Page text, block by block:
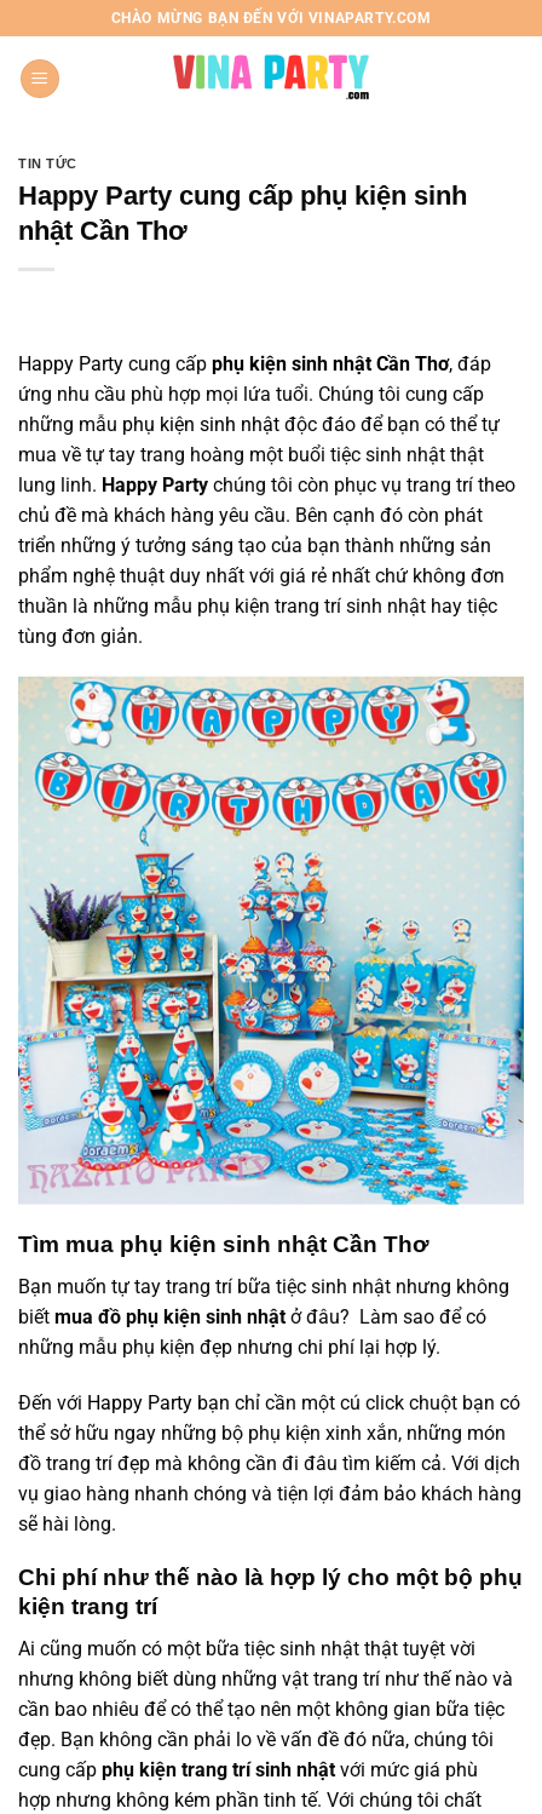
đến
nội
dung
CHÀO MỪNG BẠN ĐẾN VỚI VINAPARTY.COM
TIN TỨC
Happy Party cung cấp phụ kiện sinh
nhật Cần Thơ
Happy Party cung cấp phụ kiện sinh nhật Cần Thơ, đáp
ứng nhu cầu phù hợp mọi lứa tuổi. Chúng tôi cung cấp
những mẫu phụ kiện sinh nhật độc đáo để bạn có thể tự
mua về tự tay trang hoàng một buổi tiệc sinh nhật thật
lung linh. Happy Party chúng tôi còn phục vụ trang trí theo
chủ đề mà khách hàng yêu cầu. Bên cạnh đó còn phát
triển những ý tưởng sáng tạo của bạn thành những sản
phẩm nghệ thuật duy nhất với giá rẻ nhất chứ không đơn
thuần là những mẫu phụ kiện trang trí sinh nhật hay tiệc
tùng đơn giản.
Tìm mua phụ kiện sinh nhật Cần Thơ
Bạn muốn tự tay trang trí bữa tiệc sinh nhật nhưng không
biết mua đồ phụ kiện sinh nhật ở đâu? Làm sao để có
những mẫu phụ kiện đẹp nhưng chi phí lại hợp lý.
Đến với Happy Party bạn chỉ cần một cú click chuột bạn có
thể sở hữu ngay những bộ phụ kiện xinh xắn, những món
đồ trang trí đẹp mà không cần đi đâu tìm kiếm cả. Với dịch
vụ giao hàng nhanh chóng và tiện lợi đảm bảo khách hàng
sẽ hài lòng.
Chi phí như thế nào là hợp lý cho một bộ phụ
kiện trang trí
Ai cũng muốn có một bữa tiệc sinh nhật thật tuyệt vời
nhưng không biết dùng những vật trang trí như thế nào và
cần bao nhiêu để có thể tạo nên một không gian bữa tiệc
đẹp. Bạn không cần phải lo về vấn đề đó nữa, chúng tôi
cung cấp phụ kiện trang trí sinh nhật với mức giá phù
hợp nhưng không kém phần tinh tế. Với chúng tôi chất